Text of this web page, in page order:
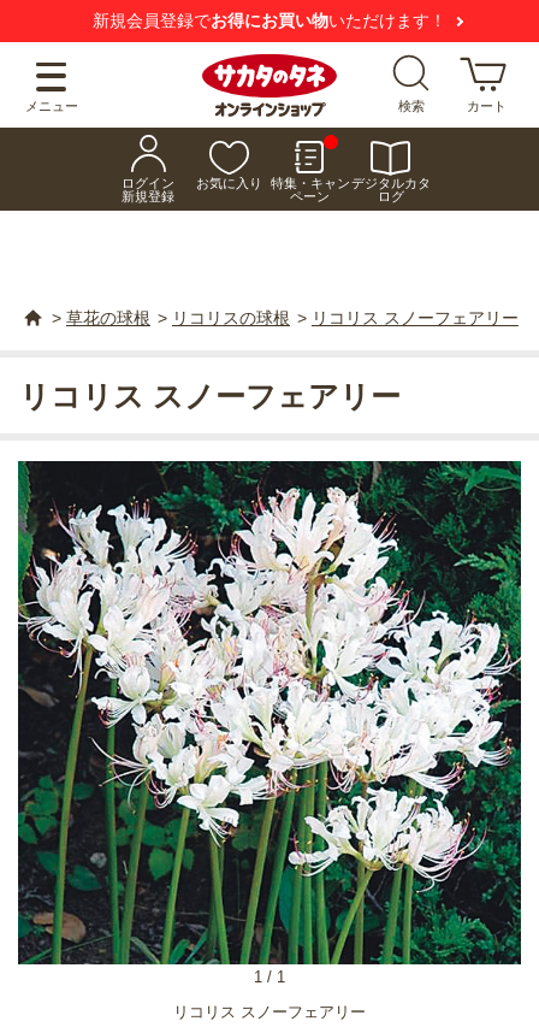
新規会員登録でお得にお買い物いただけます！
メニュー 検索 カート
ログイン
新規登録
お気に入り
特集・キャン
ペーン
デジタルカタ
ログ
> 草花の球根 > リコリスの球根 > リコリス スノーフェアリー
リコリス スノーフェアリー
1 / 1
リコリス スノーフェアリー